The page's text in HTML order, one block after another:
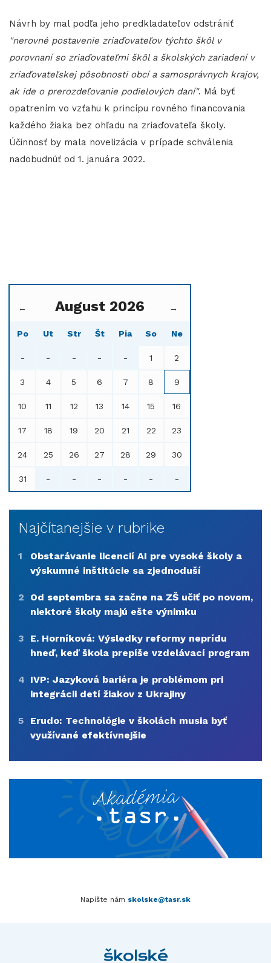
Návrh by mal podľa jeho predkladateľov odstrániť
"nerovné postavenie zriaďovateľov týchto škôl v
porovnaní so zriaďovateľmi škôl a školských zariadení v
zriaďovateľskej pôsobnosti obcí a samosprávnych krajov,
ak ide o prerozdeľovanie podielových daní". Má byť
opatrením vo vzťahu k princípu rovného financovania
každého žiaka bez ohľadu na zriaďovateľa školy.
Účinnosť by mala novelizácia v prípade schválenia
nadobudnúť od 1. januára 2022.
← August 2026 →
Po Ut Str Št Pia So Ne
- - - - - 1 2
3 4 5 6 7 8 9
10 11 12 13 14 15 16
17 18 19 20 21 22 23
24 25 26 27 28 29 30
31 - - - - - -
Najčítanejšie v rubrike
1
Obstarávanie licencií AI pre vysoké školy a
výskumné inštitúcie sa zjednoduší
2
Od septembra sa začne na ZŠ učiť po novom,
niektoré školy majú ešte výnimku
3
E. Horníková: Výsledky reformy neprídu
hneď, keď škola prepíše vzdelávací program
4 IVP: Jazyková bariéra je problémom pri
integrácii detí žiakov z Ukrajiny
5
Erudo: Technológie v školách musia byť
využívané efektívnejšie
Napíšte nám skolske@tasr.sk